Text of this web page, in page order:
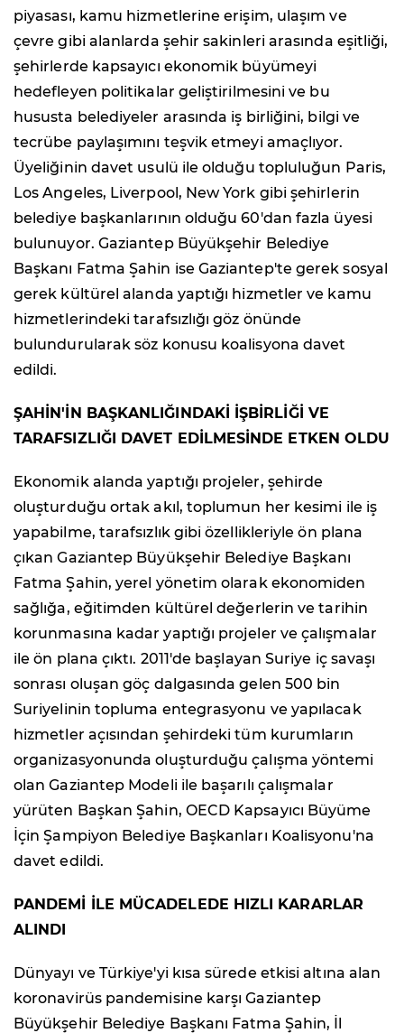
piyasası, kamu hizmetlerine erişim, ulaşım ve
çevre gibi alanlarda şehir sakinleri arasında eşitliği,
şehirlerde kapsayıcı ekonomik büyümeyi
hedefleyen politikalar geliştirilmesini ve bu
hususta belediyeler arasında iş birliğini, bilgi ve
tecrübe paylaşımını teşvik etmeyi amaçlıyor.
Üyeliğinin davet usulü ile olduğu topluluğun Paris,
Los Angeles, Liverpool, New York gibi şehirlerin
belediye başkanlarının olduğu 60'dan fazla üyesi
bulunuyor. Gaziantep Büyükşehir Belediye
Başkanı Fatma Şahin ise Gaziantep'te gerek sosyal
gerek kültürel alanda yaptığı hizmetler ve kamu
hizmetlerindeki tarafsızlığı göz önünde
bulundurularak söz konusu koalisyona davet
edildi.
ŞAHİN'İN BAŞKANLIĞINDAKİ İŞBİRLİĞİ VE
TARAFSIZLIĞI DAVET EDİLMESİNDE ETKEN OLDU
Ekonomik alanda yaptığı projeler, şehirde
oluşturduğu ortak akıl, toplumun her kesimi ile iş
yapabilme, tarafsızlık gibi özellikleriyle ön plana
çıkan Gaziantep Büyükşehir Belediye Başkanı
Fatma Şahin, yerel yönetim olarak ekonomiden
sağlığa, eğitimden kültürel değerlerin ve tarihin
korunmasına kadar yaptığı projeler ve çalışmalar
ile ön plana çıktı. 2011'de başlayan Suriye iç savaşı
sonrası oluşan göç dalgasında gelen 500 bin
Suriyelinin topluma entegrasyonu ve yapılacak
hizmetler açısından şehirdeki tüm kurumların
organizasyonunda oluşturduğu çalışma yöntemi
olan Gaziantep Modeli ile başarılı çalışmalar
yürüten Başkan Şahin, OECD Kapsayıcı Büyüme
İçin Şampiyon Belediye Başkanları Koalisyonu'na
davet edildi.
PANDEMİ İLE MÜCADELEDE HIZLI KARARLAR
ALINDI
Dünyayı ve Türkiye'yi kısa sürede etkisi altına alan
koronavirüs pandemisine karşı Gaziantep
Büyükşehir Belediye Başkanı Fatma Şahin, İl